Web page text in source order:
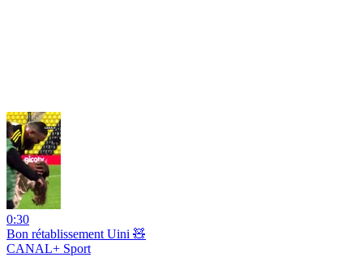
0:30
Bon rétablissement Uini 🧸
CANAL+ Sport